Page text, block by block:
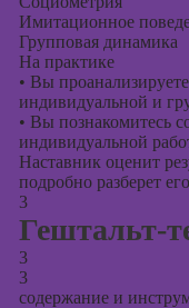
Имитационное
Групповая динамика
На практике
• Вы
индивидуальной и
• Вы познакомитесь
индивидуальной
Наставник оценит
подробно разберет
3
Гештальт-
3
3
содержание и